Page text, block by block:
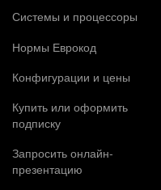
Системы и процессоры
Нормы Еврокод
Конфигурации и цены
Купить или оформить
подписку
Запросить онлайн-
презентацию